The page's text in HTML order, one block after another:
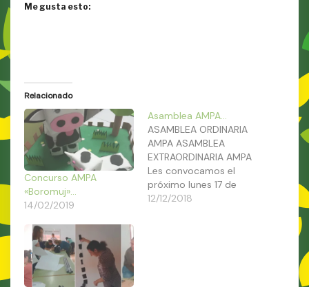
Me gusta esto:
Relacionado
Concurso AMPA
«Boromuj»…
14/02/2019
Asamblea AMPA…
ASAMBLEA ORDINARIA
AMPA ASAMBLEA
EXTRAORDINARIA AMPA
Les convocamos el
próximo lunes 17 de
diciembre a las 17 hrs. a
12/12/2018